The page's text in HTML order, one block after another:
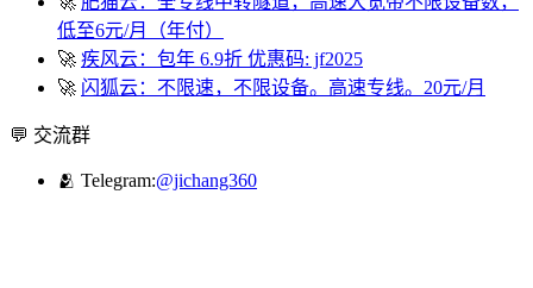
低至6元/月（年付）
🚀 疾风云：包年 6.9折 优惠码: jf2025
🚀 闪狐云：不限速，不限设备。高速专线。20元/月
💬 交流群
🫂 Telegram:@jichang360